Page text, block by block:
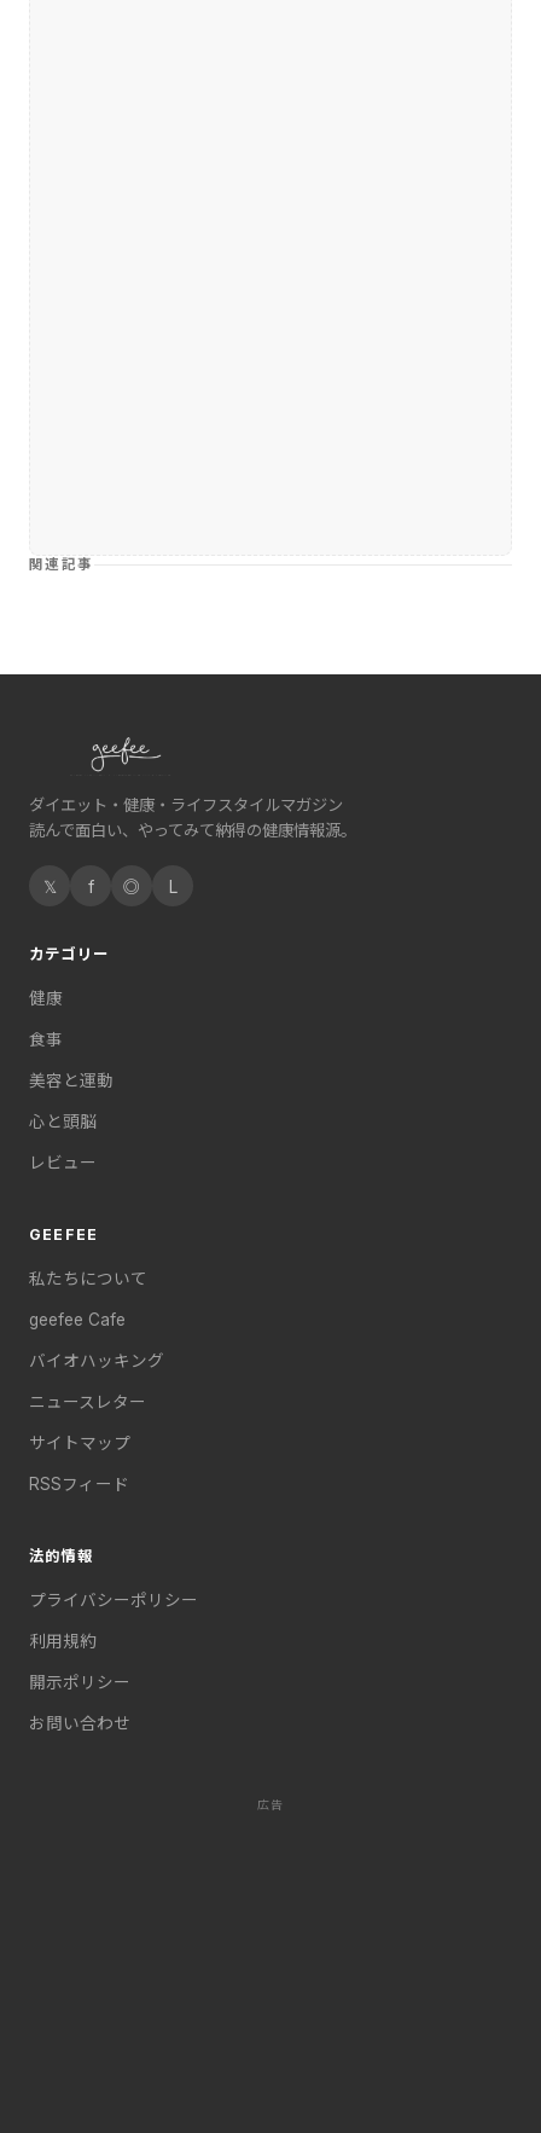
関連記事
ダイエット・健康・ライフスタイルマガジン
読んで面白い、やってみて納得の健康情報源。
𝕏 f ◎ L
カテゴリー
健康
食事
美容と運動
心と頭脳
レビュー
GEEFEE
私たちについて
geefee Cafe
バイオハッキング
ニュースレター
サイトマップ
RSSフィード
法的情報
プライバシーポリシー
利用規約
開示ポリシー
お問い合わせ
広告